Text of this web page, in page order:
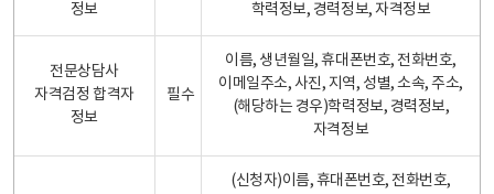
정보
학력정보, 경력정보, 자격정보
전문상담사
자격검정 합격자
정보
필수
이름, 생년월일, 휴대폰번호, 전화번호,
이메일주소, 사진, 지역, 성별, 소속, 주소,
(해당하는 경우)학력정보, 경력정보,
자격정보
(신청자)이름, 휴대폰번호, 전화번호,